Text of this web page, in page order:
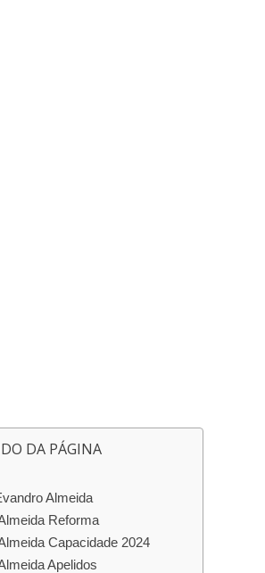
DA PÁGINA
Almeida
Reforma
Capacidade 2024
Apelidos